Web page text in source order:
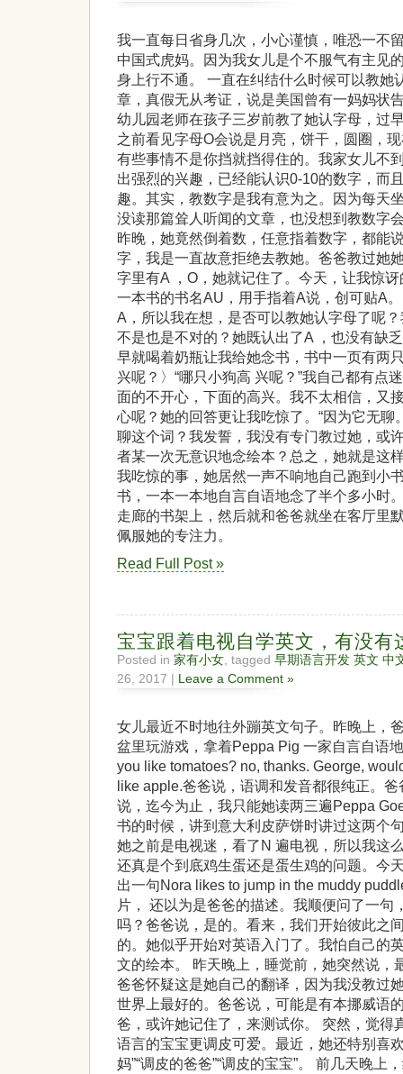
我一直每日省身几次，小心谨慎，唯恐一不
中国式虎妈。因为我女儿是个不服气有主见
身上行不通。 一直在纠结什么时候可以教她
章，真假无从考证，说是美国曾有一妈妈状
幼儿园老师在孩子三岁前教了她认字母，过
之前看见字母O会说是月亮，饼干，圆圈，
有些事情不是你挡就挡得住的。我家女儿不
出强烈的兴趣，已经能认识0-10的数字，而
趣。其实，教数字是我有意为之。因为每天
没读那篇耸人听闻的文章，也没想到教数字
昨晚，她竟然倒着数，任意指着数字，都能
字，我是一直故意拒绝去教她。爸爸教过她
字里有A ，O，她就记住了。今天，让我惊
一本书的书名AU，用手指着A说，创可贴A
A，所以我在想，是否可以教她认字母了呢
不是也是不对的？她既认出了A ，也没有缺
早就喝着奶瓶让我给她念书，书中一页有两
兴呢？〉“哪只小狗高 兴呢？”我自己都有点
面的不开心，下面的高兴。我不太相信，又
心呢？她的回答更让我吃惊了。“因为它无聊
聊这个词？我发誓，我没有专门教过她，或
者某一次无意识地念绘本？总之，她就是这
我吃惊的事，她居然一声不响地自己跑到小
书，一本一本地自言自语地念了半个多小时
走廊的书架上，然后就和爸爸就坐在客厅里
佩服她的专注力。
Read Full Post »
宝宝跟着电视自学英文，有没有
Posted in 家有小女 , tagged 早期语言开发 英文 中
26, 2017 | Leave a Comment »
女儿最近不时地往外蹦英文句子。昨晚上，
盆里玩游戏，拿着Peppa Pig 一家自言自语
you like tomatoes? no, thanks. George,
like apple.爸爸说，语调和发音都很纯正。
说，迄今为止，我只能她读两三遍Peppa
书的时候，讲到意大利皮萨饼时讲过这两个
她之前是电视迷，看了N 遍电视，所以我这
还真是个到底鸡生蛋还是蛋生鸡的问题。今
出一句Nora likes to jump in the muddy
片， 还以为是爸爸的描述。我顺便问了一句
吗？爸爸说，是的。看来，我们开始彼此之
的。她似乎开始对英语入门了。我怕自己的
文的绘本。 昨天晚上，睡觉前，她突然说，
爸爸怀疑这是她自己的翻译，因为我没教过
世界上最好的。爸爸说，可能是有本挪威语
爸，或许她记住了，来测试你。 突然，觉得
语言的宝宝更调皮可爱。最近，她还特别喜
妈”“调皮的爸爸”“调皮的宝宝”。 前几天晚上